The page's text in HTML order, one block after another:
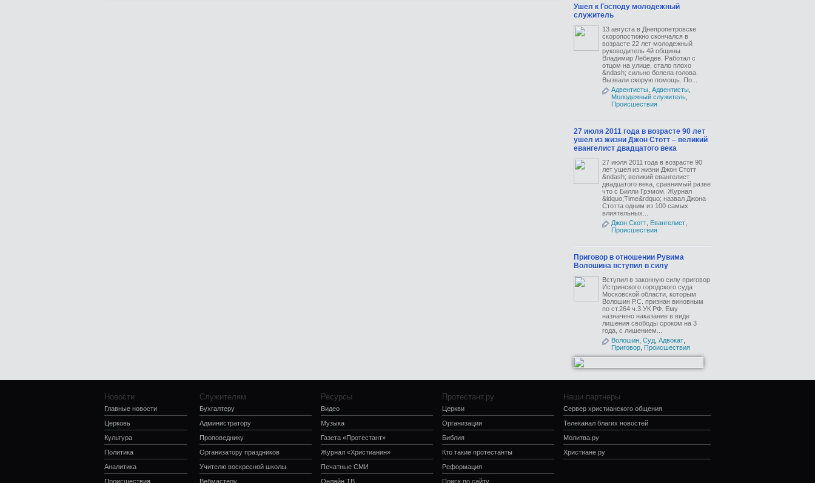
Ушел к Господу молодежный
служитель
13 августа в Днепропетровске
скоропостижно скончался в
возрасте 22 лет молодежный
руководитель 4й общины
Владимир Лебедев. Работал с
отцом на улице, стало плохо
&ndash; сильно болела голова.
Вызвали скорую помощь. По...
Адвентисты Адвентисты
Молодежный служитель
Происшествия
27 июля 2011 года в возрасте 90 лет
ушел из жизни Джон Стотт – великий
евангелист двадцатого века
27 июля 2011 года в возрасте 90
лет ушел из жизни Джон Стотт
&ndash; великий евангелист
двадцатого века, сравнимый разве
что с Билли Грэмом. Журнал
&ldquo;Time&rdquo; назвал Джона
Стотта одним из 100 самых
влиятельных...
Джон Скотт Евангелист
Происшествия
Приговор в отношении Рувима
Волошина вступил в силу
Вступил в законную силу приговор
Истринского городского суда
Московской области, которым
Волошин Р.С. признан виновным
по ст.264 ч.3 УК РФ. Ему
назначено наказание в виде
лишения свободы сроком на 3
года, с лишением...
Волошин Суд Адвокат
Приговор Происшествия
Новости
Главные новости
Церковь
Культура
Политика
Аналитика
Происшествия
Служителям
Бухгалтеру
Администратору
Проповеднику
Организатору праздников
Учителю воскресной школы
Вебмастеру
Ресурсы
Видео
Музыка
Газета «Протестант»
Журнал «Христианин»
Печатные СМИ
Онлайн ТВ
Протестант.ру
Церкви
Организации
Библия
Кто такие протестанты
Реформация
Поиск по сайту
Наши партнеры
Сервер христианского общения
Телеканал благих новостей
Молитва.ру
Христиане.ру